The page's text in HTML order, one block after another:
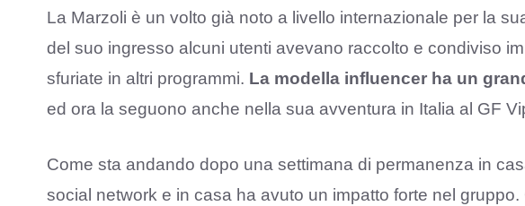
La Marzoli è un volto già noto a livello internazionale per la
del suo ingresso alcuni utenti avevano raccolto e condiviso
sfuriate in altri programmi. La modella influencer ha un
ed ora la seguono anche nella sua avventura in Italia al GF
Come sta andando dopo una settimana di permanenza in
social network e in casa ha avuto un impatto forte nel